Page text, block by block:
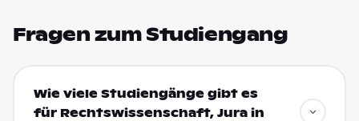
Fragen zum Studiengang
Wie viele Studiengänge gibt es
für Rechtswissenschaft, Jura in